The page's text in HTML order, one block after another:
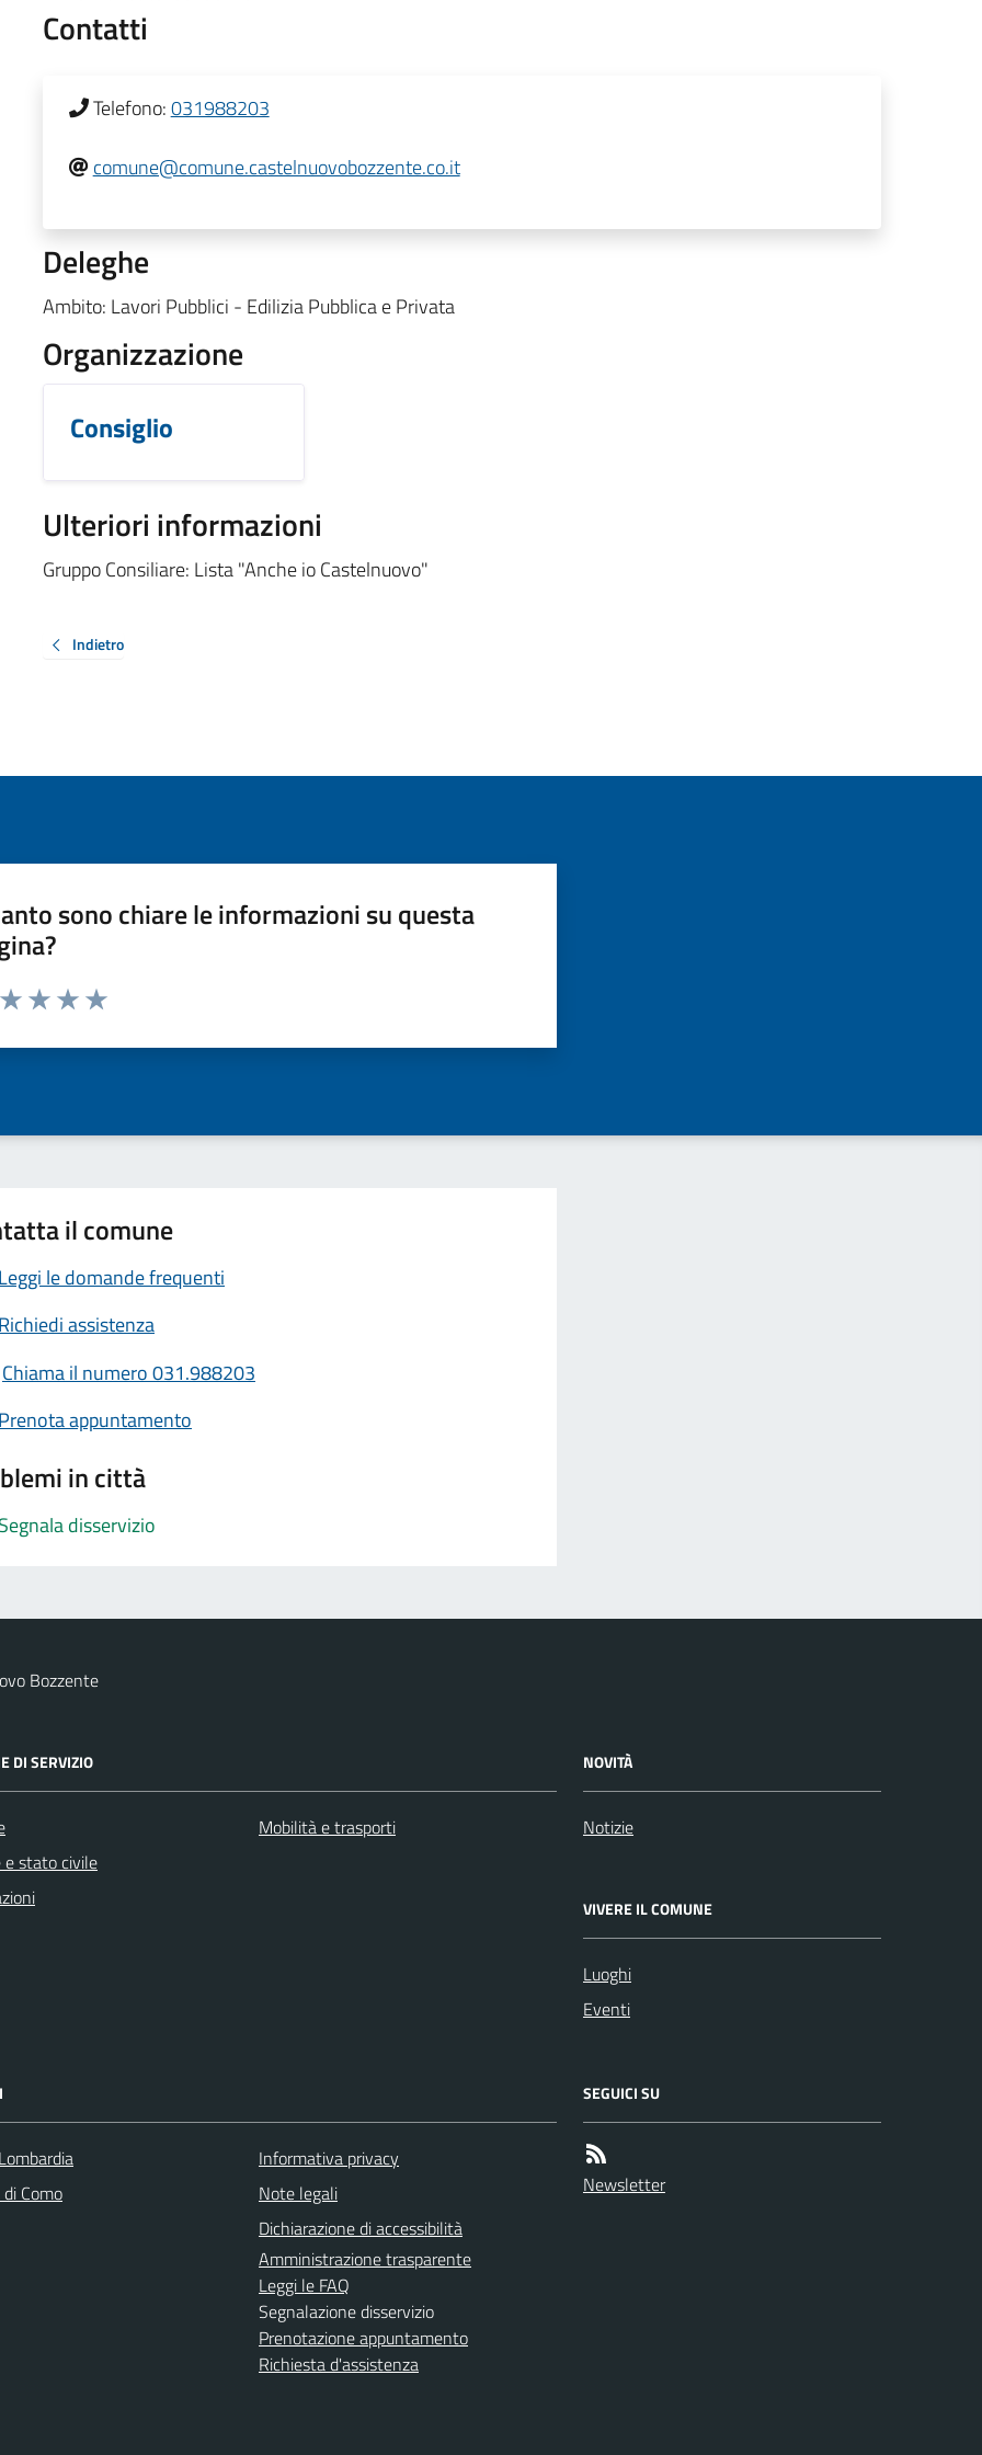
Contatti
Telefono:031988203
comune@comune.castelnuovobozzente.co.it
Deleghe
Ambito: Lavori Pubblici - Edilizia Pubblica e Privata
Organizzazione
Consiglio
Ulteriori informazioni
Gruppo Consiliare: Lista "Anche io Castelnuovo"
Indietro
sono chiare le informazioni su questa
da 1 a 5 stelle la pagina
il comune
Leggi le domande frequenti
Richiedi assistenza
Chiama il numero 031.988203
Prenota appuntamento
in città
Segnala disservizio
Bozzente
DI SERVIZIO
e stato civile
Mobilità e trasporti
NOVITÀ
Notizie
VIVERE IL COMUNE
Luoghi
Eventi
Como
Informativa privacy
Note legali
Dichiarazione di accessibilità
Amministrazione trasparente
Leggi le FAQ
Segnalazione disservizio
Prenotazione appuntamento
Richiesta d'assistenza
SEGUICI SU
Newsletter